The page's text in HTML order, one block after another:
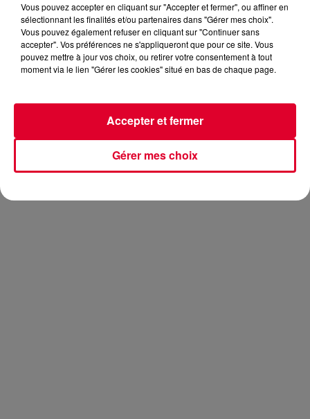
Roumanie, la légende de la transe avait marqué les esprits
avec son set de plus de cinq heures. Il était prévu à peu près
la même chose cette année, mais
en fin de compte, Armin
Van Buuren a joué plus de sept heures
un bon bain de foule avec ses fans :
Vous pouvez accepter en cliquant sur "Accepter et fermer", ou affiner en
sélectionnant les finalités et/ou partenaires dans "Gérer mes choix".
Vous pouvez également refuser en cliquant sur "Continuer sans
accepter". Vos préférences ne s'appliqueront que pour ce site. Vous
pouvez mettre à jour vos choix, ou retirer votre consentement à tout
moment via le lien "Gérer les cookies" situé en bas de chaque page.
Gérer mes choix
Accepter et fermer